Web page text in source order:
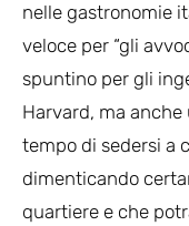
nelle gastronomie
veloce per “gli
spuntino per gli
Harvard, ma
tempo di sedersi a
dimenticando
quartiere e che